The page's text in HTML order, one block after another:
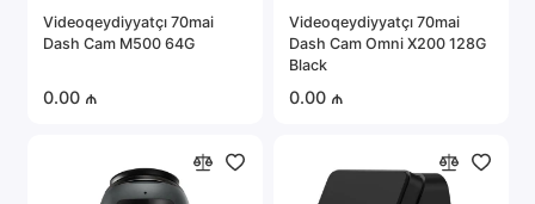
Videoqeydiyyatçı 70mai
Dash Cam M500 64G
0.00 ₼
Videoqeydiyyatçı 70mai
Dash Cam Omni X200 128G
Black
0.00 ₼